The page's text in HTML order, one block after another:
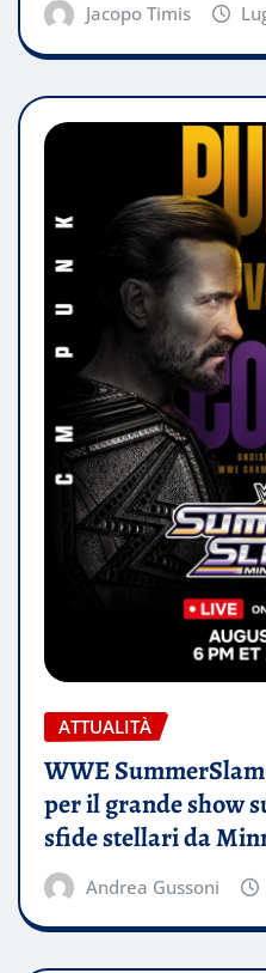
Jacopo Timis
ATTUALITÀ
WWE
per il grande show
sfide stellari da
Andrea Gussoni